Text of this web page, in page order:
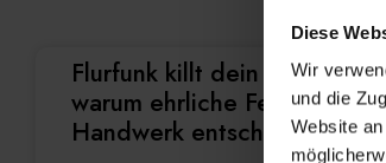
Diese
Wir
und die
Website
Flurfunk killt dein
warum ehrliche
Handwerk entscheidend ist